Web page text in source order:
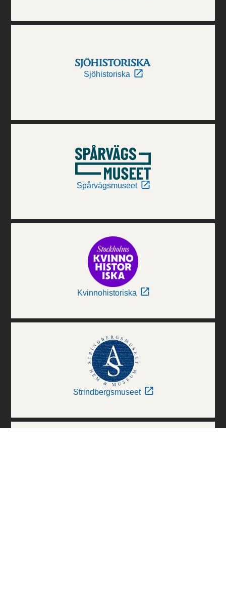
Sjöhistoriska
Spårvägsmuseet
Kvinnohistoriska
Strindbergsmuseet